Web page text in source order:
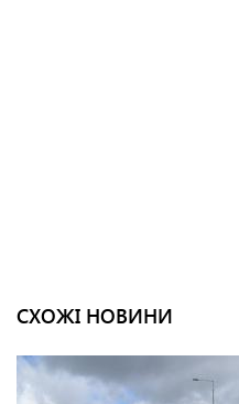
СХОЖІ НОВИНИ